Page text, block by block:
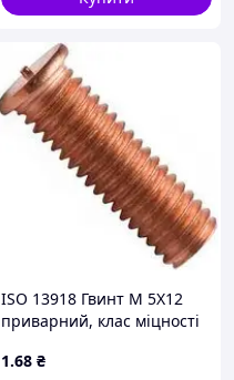
ISO 13918 Гвинт М 5Х12
приварний, клас міцності
1.68 ₴